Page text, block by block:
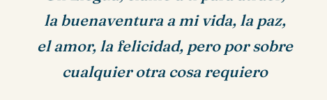
la buenaventura a mi vida, la paz,
el amor, la felicidad, pero por sobre
cualquier otra cosa requiero